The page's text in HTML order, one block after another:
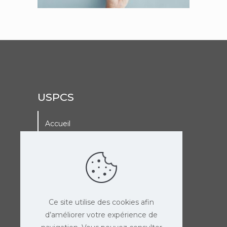
USPCS
Accueil
Adhérer à l’USPCS
Ce site utilise des cookies afin
d’améliorer votre expérience de